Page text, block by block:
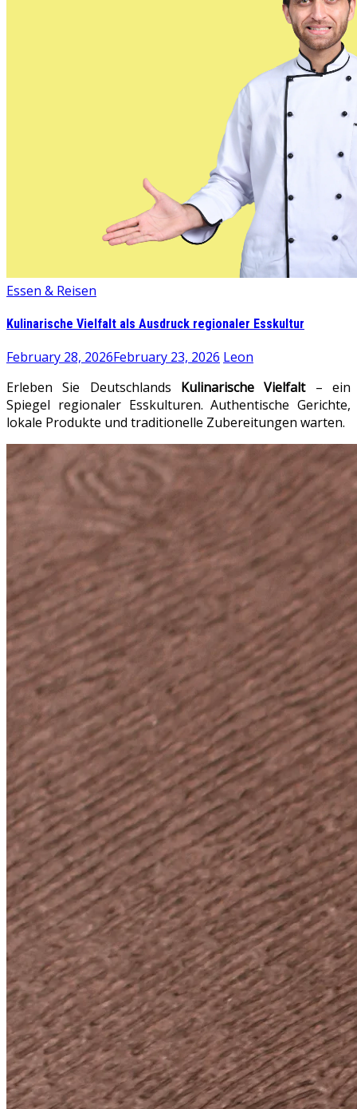
Essen & Reisen
Kulinarische Vielfalt als Ausdruck regionaler Esskultur
February 28, 2026February 23, 2026 Leon
Erleben Sie Deutschlands Kulinarische Vielfalt– ein
Spiegel regionaler Esskulturen. Authentische Gerichte,
lokale Produkte und traditionelle Zubereitungen warten.